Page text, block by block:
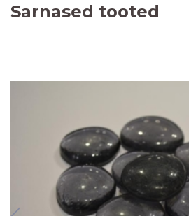
Sarnased tooted